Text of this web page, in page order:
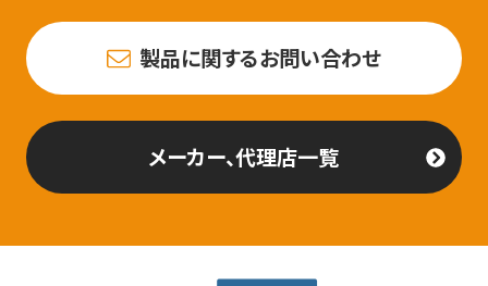
製品に関するお問い合わせ
メーカー、代理店一覧